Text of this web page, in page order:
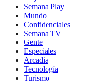
Semana Play
Mundo
Confidenciales
Semana TV
Gente
Especiales
Arcadia
Tecnología
Turismo